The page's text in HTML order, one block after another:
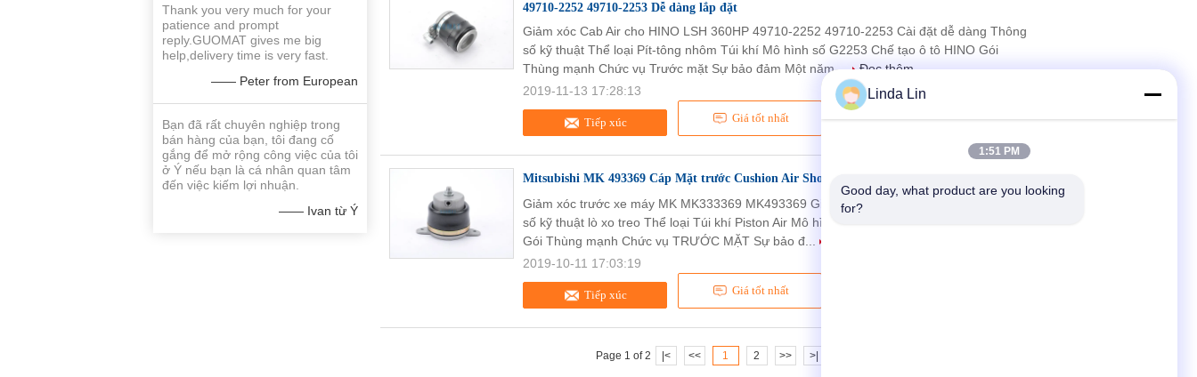
Thank you very much for your
patience and prompt
reply.GUOMAT gives me big
help,delivery time is very fast.
—— Peter from European
Bạn đã rất chuyên nghiệp trong
bán hàng của bạn, tôi đang cố
gắng để mở rộng công việc của tôi
ở Ý nếu bạn là cá nhân quan tâm
đến việc kiếm lợi nhuận.
—— Ivan từ Ý
49710-2252 49710-2253 Dễ dàng lắp đặt
Tiếp xúc Giá tốt nhất
Giảm xóc Cab Air cho HINO LSH 360HP 49710-2252 49710-2253 Cài đặt dễ dàng Thông
số kỹ thuật Thể loại Pít-tông nhôm Túi khí Mô hình số G2253 Chế tạo ô tô HINO Gói
Thùng mạnh Chức vụ Trước mặt Sự bảo đảm Một năm ... Đọc thêm
2019-11-13 17:28:13
Mitsubishi MK 493369 Cáp Mặt trước Cushion Air Shocks MK493369
Tiếp xúc Giá tốt nhất
Giảm xóc trước xe máy MK MK333369 MK493369 Giảm xóc không khí MK493369 Thông
số kỹ thuật lò xo treo Thể loại Túi khí Piston Air Mô hình số G3369 Chế tạo ô tô Mitsubishi
Gói Thùng mạnh Chức vụ TRƯỚC MẶT Sự bảo đ...
2019-10-11 17:03:19
Page 1 of 2 |< << 1 2 >> >|
Linda Lin
1:51 PM
Good day, what product are you looking
for?